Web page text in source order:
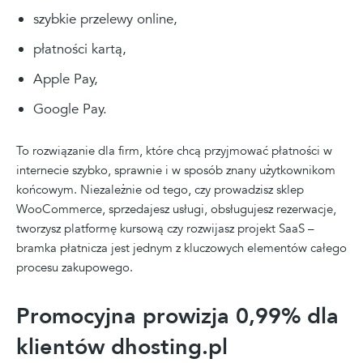
szybkie przelewy online,
płatności kartą,
Apple Pay,
Google Pay.
To rozwiązanie dla firm, które chcą przyjmować płatności w
internecie szybko, sprawnie i w sposób znany użytkownikom
końcowym. Niezależnie od tego, czy prowadzisz sklep
WooCommerce, sprzedajesz usługi, obsługujesz rezerwacje,
tworzysz platformę kursową czy rozwijasz projekt SaaS –
bramka płatnicza jest jednym z kluczowych elementów całego
procesu zakupowego.
Promocyjna prowizja 0,99% dla
klientów dhosting.pl